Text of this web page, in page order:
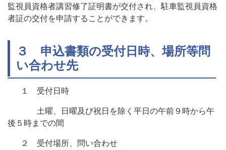
監視員資格者講習修了証明書が交付され、駐車監視員資格
者証の交付を申請することができます。
３ 申込書類の受付日時、場所等問
い合わせ先
１ 受付日時
土曜、日曜及び祝日を除く平日の午前９時から午
後５時までの間
２ 受付場所、問い合わせ